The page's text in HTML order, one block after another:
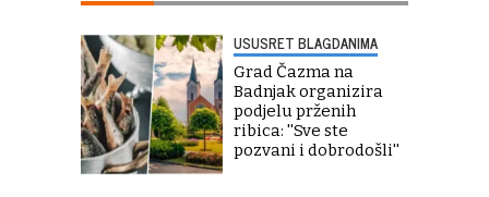
USUSRET BLAGDANIMA
Grad Čazma na
Badnjak organizira
podjelu prženih
ribica: ''Sve ste
pozvani i dobrodošli''